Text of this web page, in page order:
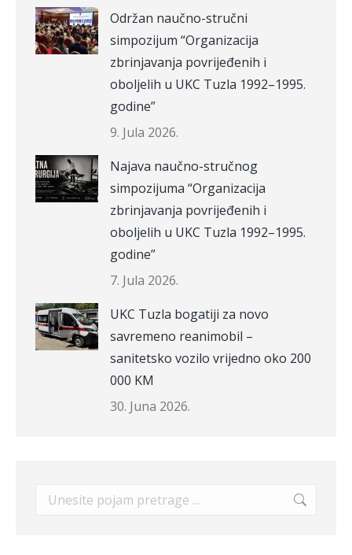
Održan naučno-stručni
simpozijum “Organizacija
zbrinjavanja povrijeđenih i
oboljelih u UKC Tuzla 1992–1995.
godine”
9. Jula 2026.
Najava naučno-stručnog
simpozijuma “Organizacija
zbrinjavanja povrijeđenih i
oboljelih u UKC Tuzla 1992–1995.
godine”
7. Jula 2026.
UKC Tuzla bogatiji za novo
savremeno reanimobil –
sanitetsko vozilo vrijedno oko 200
000 KM
30. Juna 2026.
Search: